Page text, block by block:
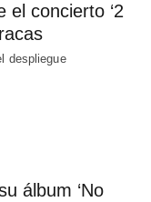
el concierto ‘2
despliegue
álbum ‘No